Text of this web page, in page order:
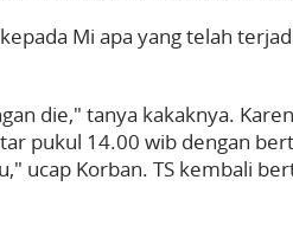
Mi apa yang telah
die," tanya kakaknya.
pukul 14.00 wib dengan
ucap Korban. TS kembali